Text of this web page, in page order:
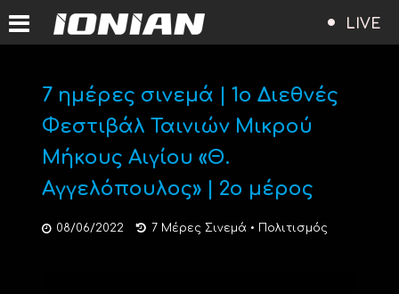
LIVE
7 ημέρες σινεμά | 1ο Διεθνές
Φεστιβάλ Ταινιών Μικρού
Μήκους Αιγίου «Θ.
Αγγελόπουλος» | 2ο μέρος
08/06/2022 7 Μέρες Σινεμά • Πολιτισμός